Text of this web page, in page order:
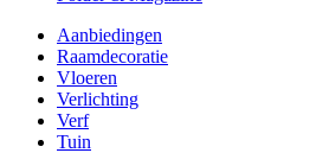
Aanbiedingen
Raamdecoratie
Vloeren
Verlichting
Verf
Tuin